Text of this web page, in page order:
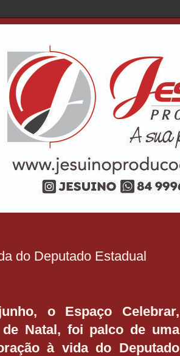
do Deputado Estadual
o Espaço Celebrar,
Natal, foi palco de uma
à vida do Deputado